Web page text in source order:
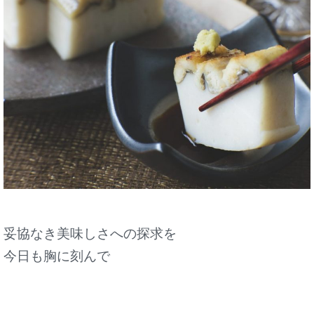
妥協なき美味しさへの探求を
今日も胸に刻んで